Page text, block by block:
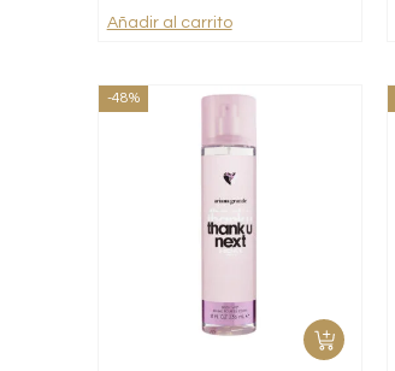
Añadir al carrito
-48%